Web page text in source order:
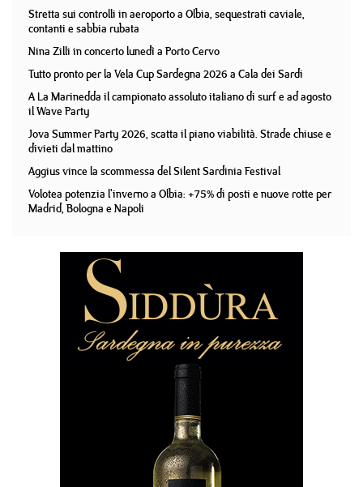
Stretta sui controlli in aeroporto a Olbia, sequestrati caviale,
contanti e sabbia rubata
Nina Zilli in concerto lunedì a Porto Cervo
Tutto pronto per la Vela Cup Sardegna 2026 a Cala dei Sardi
A La Marinedda il campionato assoluto italiano di surf e ad agosto
il Wave Party
Jova Summer Party 2026, scatta il piano viabilità. Strade chiuse e
divieti dal mattino
Aggius vince la scommessa del Silent Sardinia Festival
Volotea potenzia l'inverno a Olbia: +75% di posti e nuove rotte per
Madrid, Bologna e Napoli